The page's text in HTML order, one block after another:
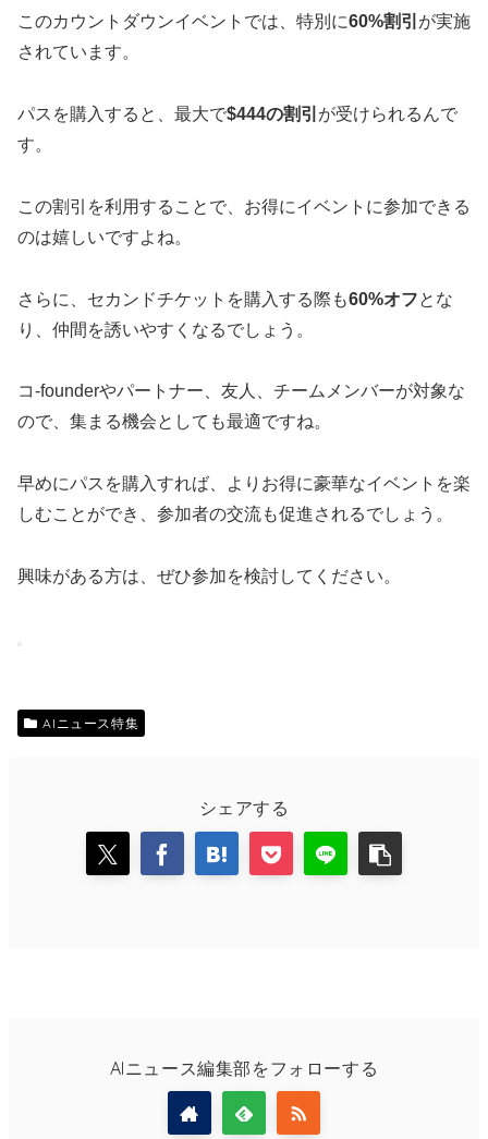
このカウントダウンイベントでは、特別に60%割引 が実施
されています。
パスを購入すると、最大で$444の割引 が受けられるんで
す。
この割引を利用することで、お得にイベントに参加できる
のは嬉しいですよね。
さらに、セカンドチケットを購入する際も60%オフとな
り、仲間を誘いやすくなるでしょう。
コ-founderやパートナー、友人、チームメンバーが対象な
ので、集まる機会としても最適ですね。
早めにパスを購入すれば、よりお得に豪華なイベントを楽
しむことができ、参加者の交流も促進されるでしょう。
興味がある方は、ぜひ参加を検討してください。
AIニュース特集
シェアする
AIニュース編集部をフォローする